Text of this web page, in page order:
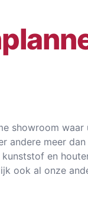
showroom
andere meer
en
ook al onze